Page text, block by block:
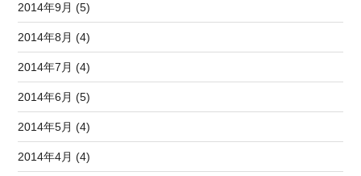
2014年9月 (5)
2014年8月 (4)
2014年7月 (4)
2014年6月 (5)
2014年5月 (4)
2014年4月 (4)